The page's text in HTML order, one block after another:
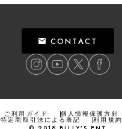
CONTACT
ご利用ガイド 個人情報保護方針
特定商取引法による表記
利用規約